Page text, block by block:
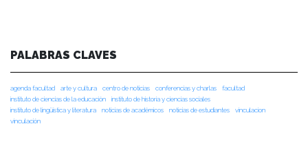
PALABRAS CLAVES
agenda facultad arte y cultura centro de noticias conferencias y charlas
facultad
instituto de ciencias de la educación
instituto de historia y ciencias sociales
instituto de lingüística y literatura
noticias de académicos noticias de estudiantes
vinculacion
vinculación